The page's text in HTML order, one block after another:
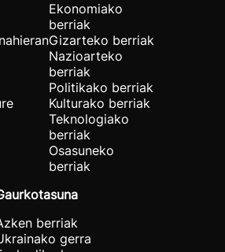
Ekonomiako
berriak
Gizarteko berriak
Nazioarteko
berriak
Politikako berriak
Kulturako berriak
Teknologiako
berriak
Osasuneko
berriak
berriak
gerra